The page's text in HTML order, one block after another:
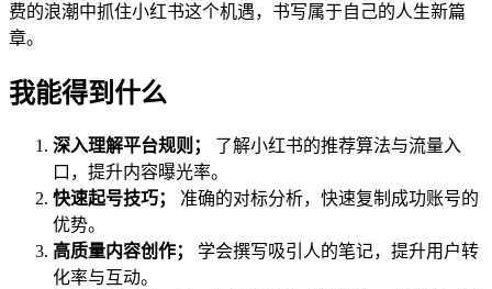
费的浪潮中抓住小红书这个机遇，书写属于自己的人生新篇
章。
我能得到什么
深入理解平台规则；
了解小红书的推荐算法与流量入
口，提升内容曝光率。
快速起号技巧；
准确的对标分析，快速复制成功账号的
优势。
高质量内容创作；
学会撰写吸引人的笔记，提升用户转
化率与互动。